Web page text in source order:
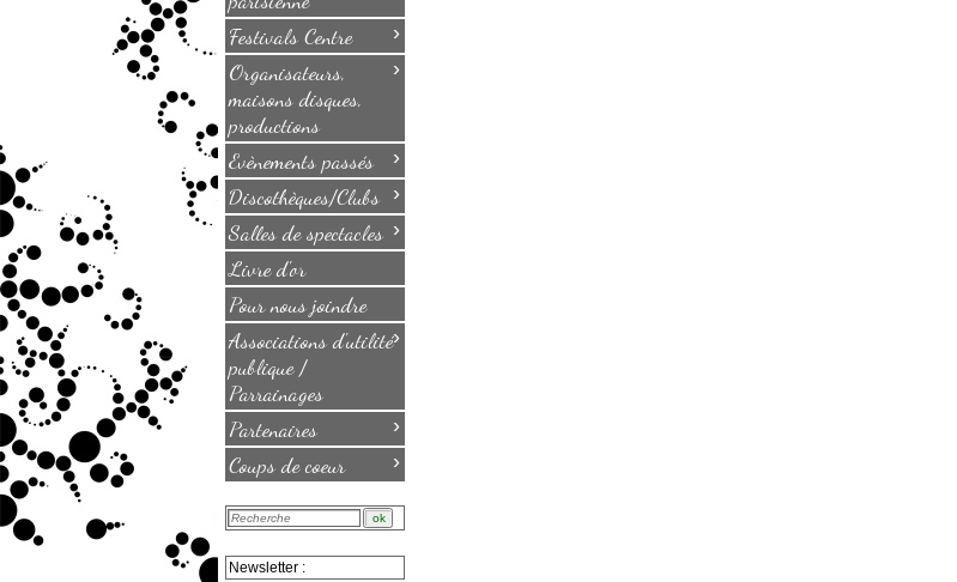
Festivals Centre ›
Organisateurs,
maisons disques,
productions
›
Evènements passés ›
Discothèques/Clubs ›
Salles de spectacles ›
Livre d'or
Pour nous joindre
Associations d'utilité
publique /
Parrainages
›
Partenaires ›
Coups de coeur ›
Newsletter :